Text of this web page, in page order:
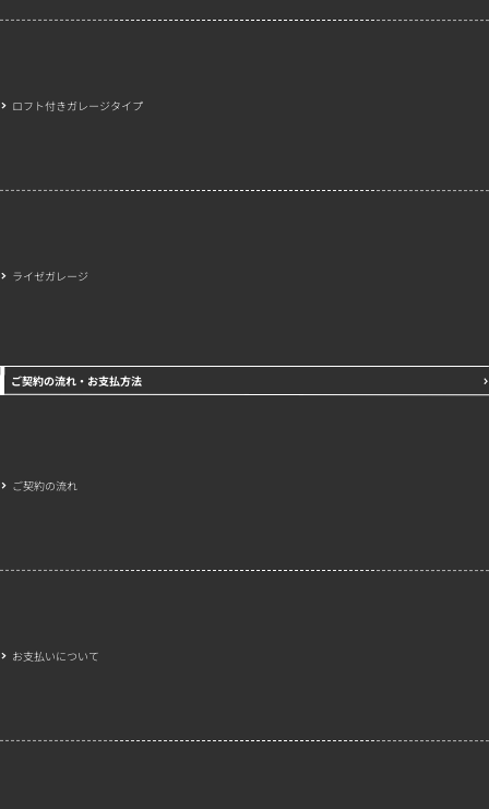
ロフト付きガレージタイプ
ライゼガレージ
ご契約の流れ・お支払方法
ご契約の流れ
お支払いについて